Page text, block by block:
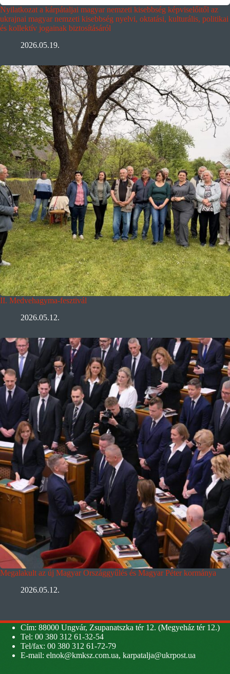
Nyilatkozat a kárpátaljai magyar nemzeti kisebbség képviselőitől az
ukrajnai magyar nemzeti kisebbség nyelvi, oktatási, kulturális, politikai
és kollektív jogainak biztosításáról
2026.05.19.
II. Medvehagyma-fesztivál
2026.05.12.
Megalakult az új Magyar Országgyűlés és Magyar Péter kormánya
2026.05.12.
Cím: 88000 Ungvár, Zsupanatszka tér 12. (Megyeház tér 12.)
Tel: 00 380 312 61-32-54
Tel/fax: 00 380 312 61-72-79
E-mail: elnok@kmksz.com.ua, karpatalja@ukrpost.ua